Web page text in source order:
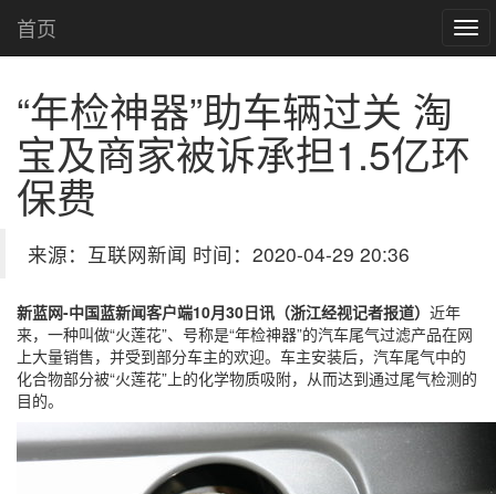
首页
“年检神器”助车辆过关 淘
宝及商家被诉承担1.5亿环
保费
来源：互联网新闻 时间：2020-04-29 20:36
新蓝网-中国蓝新闻客户端10月30日讯（浙江经视记者报道） 近年
来，一种叫做“火莲花”、号称是“年检神器”的汽车尾气过滤产品在网
上大量销售，并受到部分车主的欢迎。车主安装后，汽车尾气中的
化合物部分被“火莲花”上的化学物质吸附，从而达到通过尾气检测的
目的。